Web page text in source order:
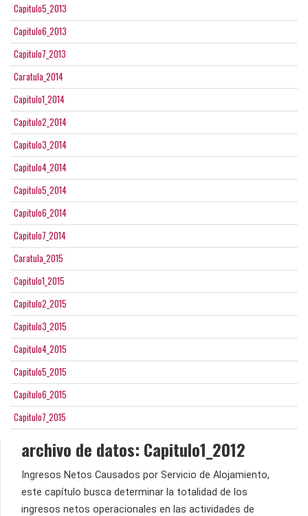
Capitulo5_2013
Capitulo6_2013
Capitulo7_2013
Caratula_2014
Capitulo1_2014
Capitulo2_2014
Capitulo3_2014
Capitulo4_2014
Capitulo5_2014
Capitulo6_2014
Capitulo7_2014
Caratula_2015
Capitulo1_2015
Capitulo2_2015
Capitulo3_2015
Capitulo4_2015
Capitulo5_2015
Capitulo6_2015
Capitulo7_2015
archivo de datos: Capitulo1_2012
Ingresos Netos Causados por Servicio de Alojamiento,
este capítulo busca determinar la totalidad de los
ingresos netos operacionales en las actividades de